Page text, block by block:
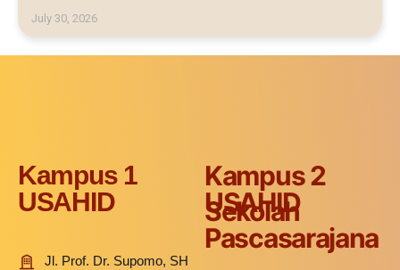
July 30, 2026
Kampus 1
USAHID
Jl. Prof. Dr. Supomo, SH
Kampus 2
USAHID
Sekolah
Pascasarajana